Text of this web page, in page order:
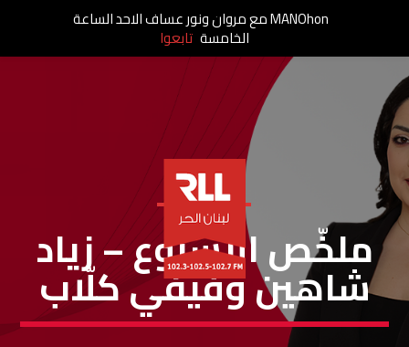
ملخص الأسبوع
ملخّص الأسبوع – زياد
شاهين وفيفي كلّاب
MANOhon مع مروان ونور عساف الاحد الساعة
الخامسة تابعوا